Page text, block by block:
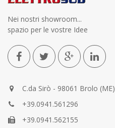
Nei nostri showroom...
spazio per le vostre Idee
C.da Sirò - 98061 Brolo (ME)
+39.0941.561296
+39.0941.562155